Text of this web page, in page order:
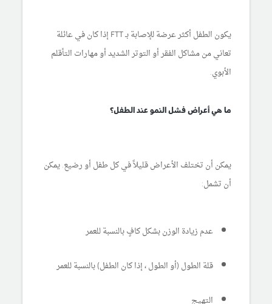
يكون الطفل أكثر عرضة للإصابة بـ FTT إذا كان في عائلة
تعاني من مشاكل الفقر أو التوتر الشديد أو مهارات التأقلم
الأبوي.
ما هي أعراض فشل النمو عند الطفل؟
يمكن أن تختلف الأعراض قليلاً في كل طفل أو رضيع. يمكن
أن تشمل:
عدم زيادة الوزن بشكل كافٍ بالنسبة للعمر
قلة الطول (أو الطول ، إذا كان الطفل) بالنسبة للعمر
التهيج